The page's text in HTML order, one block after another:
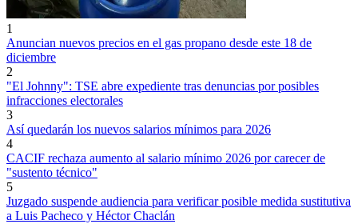
1
Anuncian nuevos precios en el gas propano desde este 18 de
diciembre
2
"El Johnny": TSE abre expediente tras denuncias por posibles
infracciones electorales
3
Así quedarán los nuevos salarios mínimos para 2026
4
CACIF rechaza aumento al salario mínimo 2026 por carecer de
"sustento técnico"
5
Juzgado suspende audiencia para verificar posible medida sustitutiva
a Luis Pacheco y Héctor Chaclán